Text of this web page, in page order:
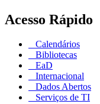
Acesso Rápido
Calendários
Bibliotecas
EaD
Internacional
Dados Abertos
Serviços de TI